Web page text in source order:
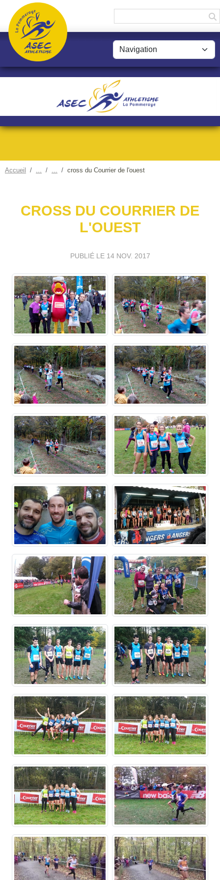
Accueil cross du Courrier de l'ouest
CROSS DU COURRIER DE
L'OUEST
PUBLIÉ LE 14 NOV. 2017
Panneau de gestion des cookies